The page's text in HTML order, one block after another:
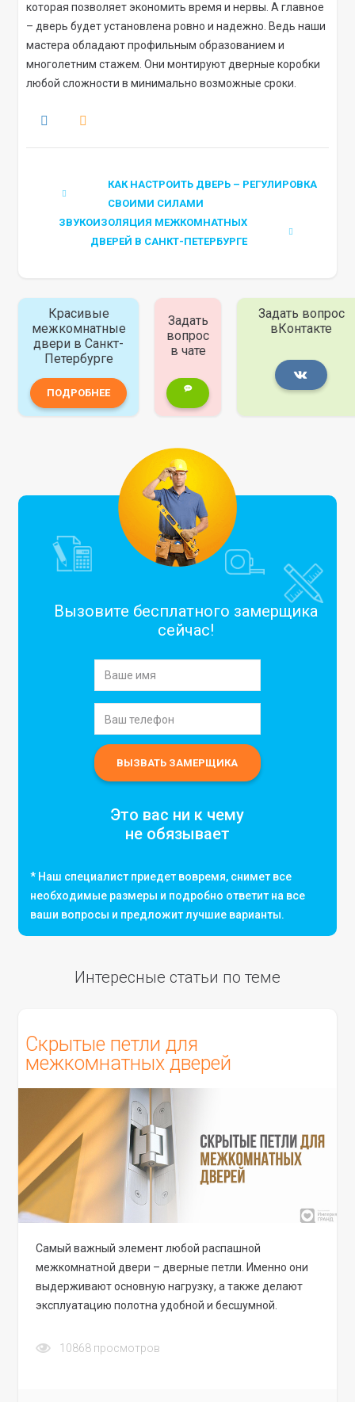
которая позволяет экономить время и нервы. А главное
– дверь будет установлена ровно и надежно. Ведь наши
мастера обладают профильным образованием и
многолетним стажем. Они монтируют дверные коробки
любой сложности в минимально возможные сроки.
КАК НАСТРОИТЬ ДВЕРЬ – РЕГУЛИРОВКА
СВОИМИ СИЛАМИ
ЗВУКОИЗОЛЯЦИЯ МЕЖКОМНАТНЫХ
ДВЕРЕЙ В САНКТ-ПЕТЕРБУРГЕ
Красивые
межкомнатные
двери в Санкт-
Петербурге
ПОДРОБНЕЕ
Задать
вопрос
в чате
Задать вопрос
вКонтакте
Вызовите бесплатного замерщика
сейчас!
Это вас ни к чему
не обязывает
* Наш специалист приедет вовремя, снимет все
необходимые размеры и подробно ответит на все
ваши вопросы и предложит лучшие варианты.
Интересные статьи по теме
Скрытые петли для
межкомнатных дверей
Самый важный элемент любой распашной
межкомнатной двери – дверные петли. Именно они
выдерживают основную нагрузку, а также делают
эксплуатацию полотна удобной и бесшумной.
10868 просмотров